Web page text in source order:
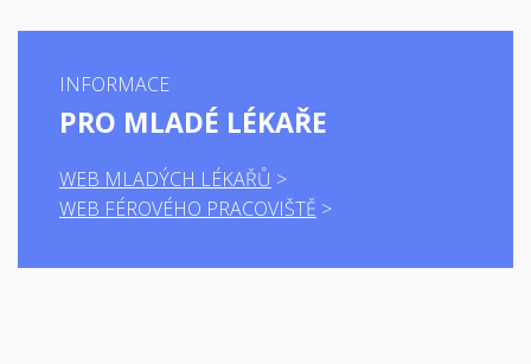
INFORMACE
PRO MLADÉ LÉKAŘE
WEB MLADÝCH LÉKAŘŮ
WEB FÉROVÉHO PRACOVIŠTĚ